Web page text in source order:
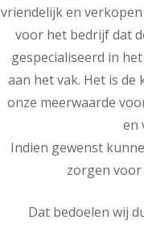
vriendelijk en
voor het bedrijf dat
gespecialiseerd in
aan het vak. Het is
onze meerwaarde
en
Indien gewenst
zorgen voor
Dat bedoelen wij